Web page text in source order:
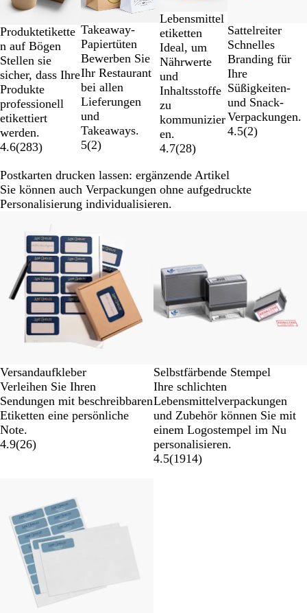
Produktetikette
n auf Bögen
Stellen sie
sicher, dass Ihre
Produkte
professionell
etikettiert
werden.
4.6(283)
Takeaway-
Papiertüten
Bewerben Sie
Ihr Restaurant
bei allen
Lieferungen
und
Takeaways.
5(2)
Lebensmittel
etiketten
Ideal, um
Nährwerte
und
Inhaltsstoffe
zu
kommunizier
en.
4.7(28)
Sattelreiter
Schnelles
Branding für
Ihre
Süßigkeiten-
und Snack-
Verpackungen.
4.5(2)
von
Postkarten drucken lassen: ergänzende Artikel
Sie können auch Verpackungen ohne aufgedruckte
Personalisierung individualisieren.
Versandaufkleber
Verleihen Sie Ihren
Sendungen mit beschreibbaren
Etiketten eine persönliche
Note.
4.9(26)
Selbstfärbende Stempel
Ihre schlichten
Lebensmittelverpackungen
und Zubehör können Sie mit
einem Logostempel im Nu
personalisieren.
4.5(1914)